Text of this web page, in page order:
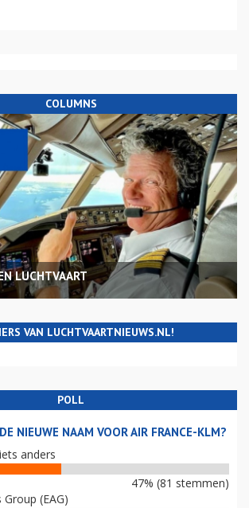
COLUMNS
LUCHTVAART
VAN LUCHTVAARTNIEUWS.NL!
POLL
NIEUWE NAAM VOOR AIR FRANCE-KLM?
anders
47% (81 stemmen)
(EAG)